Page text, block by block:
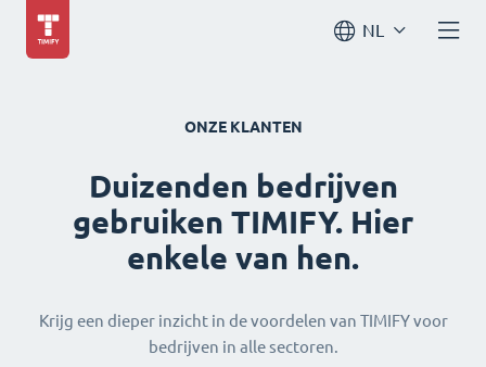
NL
ONZE KLANTEN
Duizenden bedrijven
gebruiken TIMIFY. Hier
enkele van hen.
Krijg een dieper inzicht in de voordelen van TIMIFY voor
bedrijven in alle sectoren.